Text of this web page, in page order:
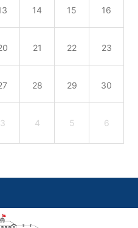
14 15 16
21 22 23
28 29 30
3 4 5 6